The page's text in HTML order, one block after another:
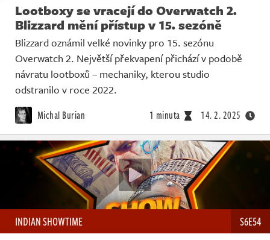
Databáze
Komunita
Redakce
Živě
Lootboxy se vracejí do Overwatch 2.
Blizzard mění přístup v 15. sezóně
Blizzard oznámil velké novinky pro 15. sezónu
Overwatch 2. Největší překvapení přichází v podobě
návratu lootboxů – mechaniky, kterou studio
odstranilo v roce 2022.
Michal Burian 1 minuta 14. 2. 2025
INDIAN SHOWTIME S6E54